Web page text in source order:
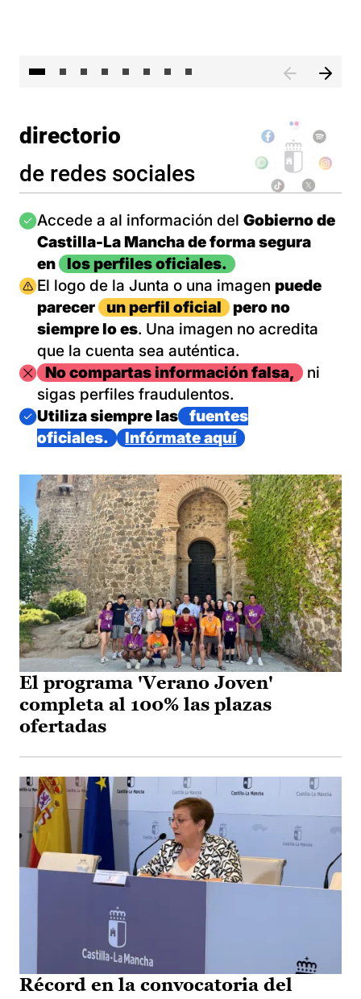
directorio
de redes sociales
Imagen
Accede a al información del Gobierno de
Castilla-La Mancha de forma segura
en
los perfiles oficiales.
Imagen
El logo de la Junta o una imagen puede
parecer
un perfil oficial
pero no
siempre lo es. Una imagen no acredita
que la cuenta sea auténtica.
ImagenNo compartas información falsa,
ni
sigas perfiles fraudulentos.
Imagen
Utiliza siempre las
fuentes
oficiales.
Infórmate aquí
El programa 'Verano Joven'
completa al 100% las plazas
ofertadas
Récord en la convocatoria del